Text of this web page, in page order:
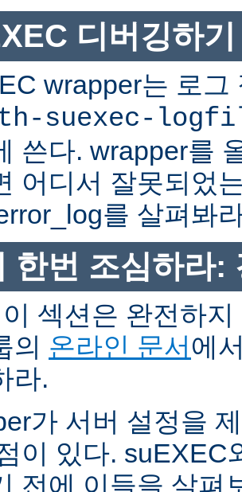
디버깅하기
wrapper는 로그
suexec-
쓴다. wrapper를
어디서 잘못되었
를 살펴봐
한번 조심하라:
이 섹션은 완전하
의 온라인 문서에
라.
가 서버 설정을
이 있다. suEXEC
전에 이들을 살펴